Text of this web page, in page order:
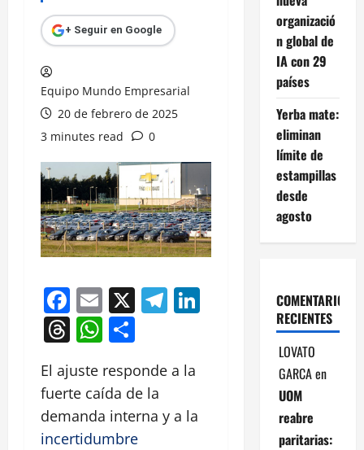
+ Seguir en Google
Equipo Mundo Empresarial
20 de febrero de 2025
3 minutes read
0
Facebook
Email
X Telegram
LinkedIn
Threads
WhatsApp
El ajuste responde a la
fuerte caída de la
demanda interna y a la
incertidumbre
organizació
n global de
IA con 29
países
Yerba mate:
eliminan
límite de
estampillas
desde
agosto
COMENTARIOS
RECIENTES
LOVATO
GARCAen
UOM
reabre
paritarias: